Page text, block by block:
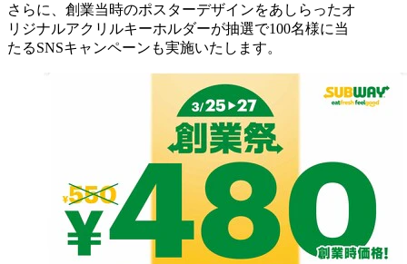
さらに、創業当時のポスターデザインをあしらったオ
リジナルアクリルキーホルダーが抽選で100名様に当
たるSNSキャンペーンも実施いたします。